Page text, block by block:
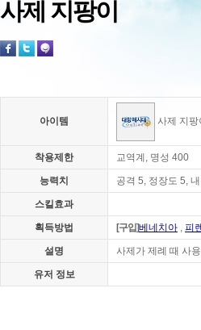
사제 지팡이
아이템 사제 지팡
착용제한 교역계, 명성 400
능력치 공격 5, 정장도 5,
스킬효과
획득방법 [구입]베네치아 , 피
설명 사제가 제례 때 사
유저 정보